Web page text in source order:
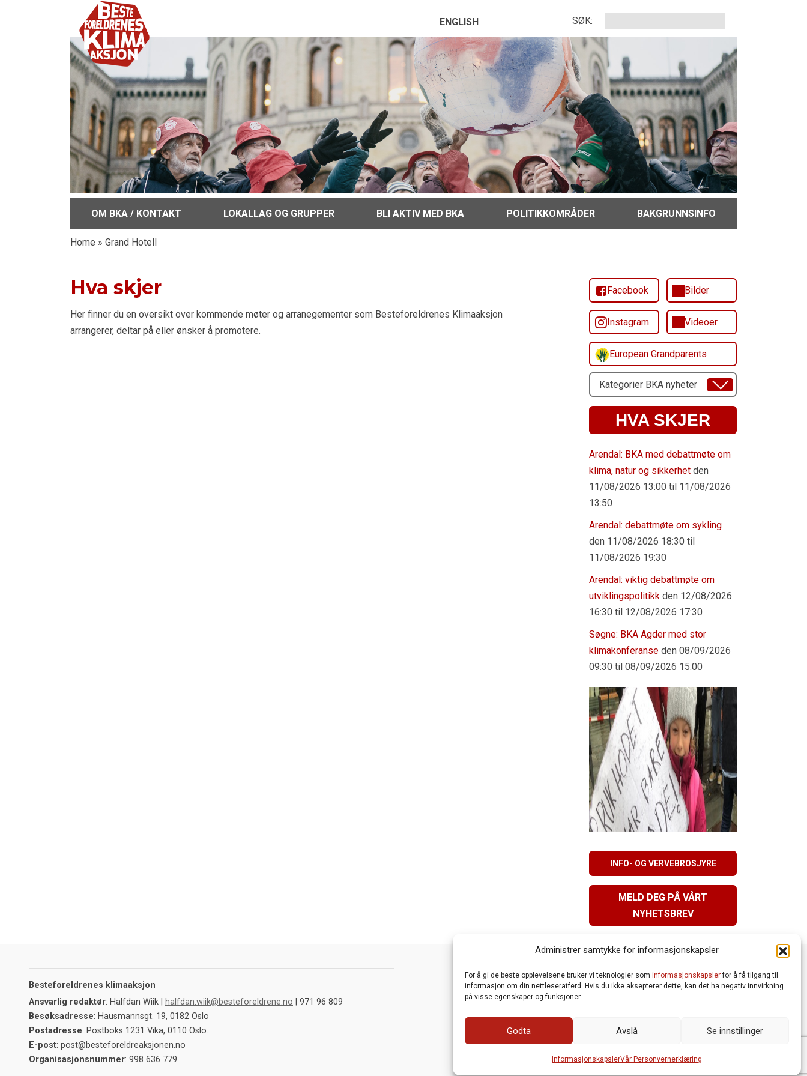
Administrer samtykke for informasjonskapsler
For å gi de beste opplevelsene bruker vi teknologier som informasjonskapslerfor å få tilgang til
informasjon om din nettleseratferd. Hvis du ikke aksepterer dette, kan det ha negativ innvirkning
på visse egenskaper og funksjoner.
Godta Avslå Se innstillinger
InformasjonskapslerVår Personvernerklæring
ENGLISH SØK:
OM BKA / KONTAKT LOKALLAG OG GRUPPER BLI AKTIV MED BKA POLITIKKOMRÅDER BAKGRUNNSINFO
Home » Grand Hotell
Hva skjer
Her finner du en oversikt over kommende møter og arranegementer som Besteforeldrenes Klimaaksjon
arrangerer, deltar på eller ønsker å promotere.
Facebook Bilder
Instagram Videoer
European Grandparents
Velg
Emne
HVA SKJER
Arendal: BKA med debattmøte om
klima, natur og sikkerhet den
11/08/2026 13:00 til 11/08/2026
13:50
Arendal: debattmøte om sykling
den 11/08/2026 18:30 til
11/08/2026 19:30
Arendal: viktig debattmøte om
utviklingspolitikk den 12/08/2026
16:30 til 12/08/2026 17:30
Søgne: BKA Agder med stor
klimakonferanse den 08/09/2026
09:30 til 08/09/2026 15:00
INFO- OG VERVEBROSJYRE
MELD DEG PÅ VÅRT
NYHETSBREV
Besteforeldrenes klimaaksjon
Ansvarlig redaktør: Halfdan Wiik | halfdan.wiik@besteforeldrene.no | 971 96 809
Besøksadresse: Hausmannsgt. 19, 0182 Oslo
Postadresse: Postboks 1231 Vika, 0110 Oslo.
E-post: post@besteforeldreaksjonen.no
Organisasjonsnummer: 998 636 779
Vår Personvernerklæring Informasjonskapsler (Cookies)
Frameworks AS| Logo av Blanke Ark | Design av Merete Bertheau